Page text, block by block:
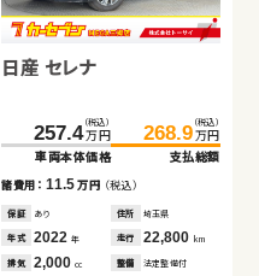
日産 セレナ
257.4 （税込）
万円
車両本体価格
268.9 （税込）
万円
支払総額
諸費用： 11.5万円 （税込）
保証 あり 住所 埼玉県
年式 2022年 走行 22,800 km
排気 2,000cc 整備 法定整備付
スズキ ワゴンＲ
16.6万円
車両本体価格
諸費用：8.2 万円 （税込）
保証 あり 住所 青森県
トヨタ ルーミー
100.1 （税込）
万円
車両本体価格
108.9 （税込）
万円
支払総額
諸費用： 8.8万円（税込）
保証 なし 住所 埼玉県
年式 2017年 走行 24,800 km
排気 1,000cc 整備 なし